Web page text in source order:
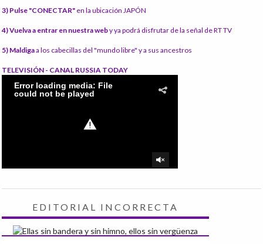
3) Pulse "CONECTAR" en la ubicación JAPÓN
4) Vuelva a entrar en nuestra weby ya podrá disfrutar de la señal de RT TV
5) Maldigaa los cabecillas del "mundo libre" y a sus ancestros
TELEVISIÓN - CANAL RUSSIA TODAY
EDITORIAL INCORRECTA